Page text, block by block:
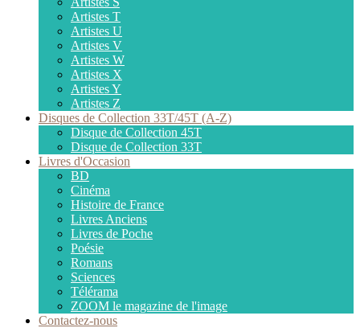
Artistes T
Artistes U
Artistes V
Artistes W
Artistes X
Artistes Y
Artistes Z
Disques de Collection 33T/45T (A-Z)
Disque de Collection 45T
Disque de Collection 33T
Livres d'Occasion
BD
Cinéma
Histoire de France
Livres Anciens
Livres de Poche
Poésie
Romans
Sciences
Télérama
ZOOM le magazine de l'image
Contactez-nous